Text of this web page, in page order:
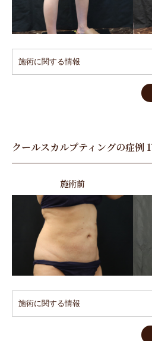
施術に関する情報
クールスカルプティングの症例
施術前
施術に関する情報